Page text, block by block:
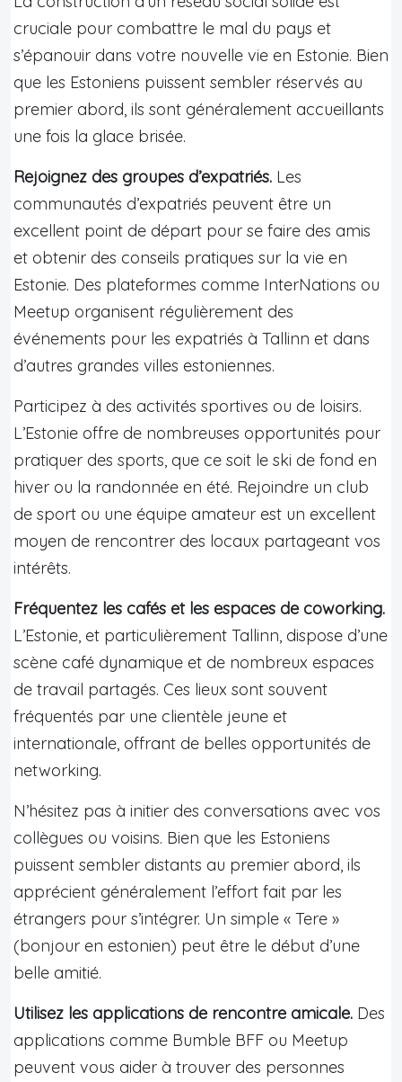
cruciale pour combattre le mal du pays et
s’épanouir dans votre nouvelle vie en Estonie. Bien
que les Estoniens puissent sembler réservés au
premier abord, ils sont généralement accueillants
une fois la glace brisée.
Rejoignez des groupes d’expatriés. Les
communautés d’expatriés peuvent être un
excellent point de départ pour se faire des amis
et obtenir des conseils pratiques sur la vie en
Estonie. Des plateformes comme InterNations ou
Meetup organisent régulièrement des
événements pour les expatriés à Tallinn et dans
d’autres grandes villes estoniennes.
Participez à des activités sportives ou de loisirs.
L’Estonie offre de nombreuses opportunités pour
pratiquer des sports, que ce soit le ski de fond en
hiver ou la randonnée en été. Rejoindre un club
de sport ou une équipe amateur est un excellent
moyen de rencontrer des locaux partageant vos
intérêts.
Fréquentez les cafés et les espaces de coworking.
L’Estonie, et particulièrement Tallinn, dispose d’une
scène café dynamique et de nombreux espaces
de travail partagés. Ces lieux sont souvent
fréquentés par une clientèle jeune et
internationale, offrant de belles opportunités de
networking.
N’hésitez pas à initier des conversations avec vos
collègues ou voisins. Bien que les Estoniens
puissent sembler distants au premier abord, ils
apprécient généralement l’effort fait par les
étrangers pour s’intégrer. Un simple « Tere »
(bonjour en estonien) peut être le début d’une
belle amitié.
Utilisez les applications de rencontre amicale. Des
applications comme Bumble BFF ou Meetup
peuvent vous aider à trouver des personnes